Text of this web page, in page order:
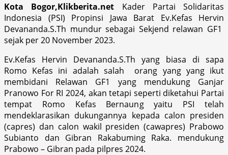
Kota Bogor,Klikberita.net Kader Partai Solidaritas
Indonesia (PSI) Propinsi Jawa Barat Ev.Kefas Hervin
Devananda.S.Th mundur sebagai Sekjend relawan GF1
sejak per 20 November 2023.
Ev.Kefas Hervin Devananda.S.Th yang biasa di sapa
Romo Kefas ini adalah salah orang yang yang ikut
membidani Relawan GF1 yang mendukung Ganjar
Pranowo For RI 2024, akan tetapi seperti diketahui Partai
tempat Romo Kefas Bernaung yaitu PSI telah
mendeklarasikan dukungannya kepada calon presiden
(capres) dan calon wakil presiden (cawapres) Prabowo
Subianto dan Gibran Rakabuming Raka. mendukung
Prabowo – Gibran pada pilpres 2024.